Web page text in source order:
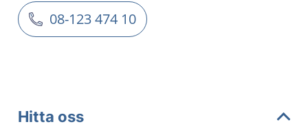
08-123 474 10
Hitta oss